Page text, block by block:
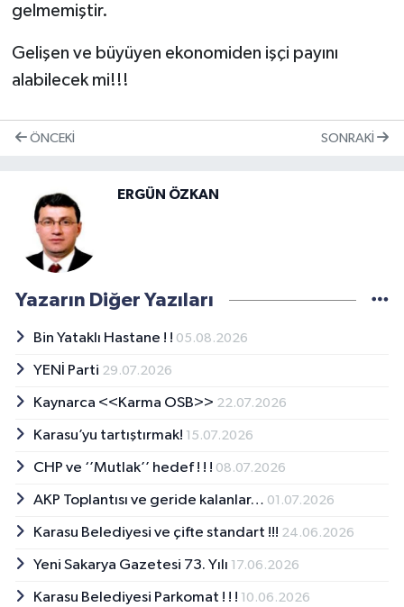
gelmemiştir.
Gelişen ve büyüyen ekonomiden işçi payını
alabilecek mi!!!
ÖNCEKI SONRAKI
ERGÜN ÖZKAN
Yazarın Diğer Yazıları
Bin Yataklı Hastane ! ! 05.08.2026
YENİ Parti 29.07.2026
Kaynarca <<Karma OSB>> 22.07.2026
Karasu’yu tartıştırmak! 15.07.2026
CHP ve ‘’Mutlak’’ hedef ! ! ! 08.07.2026
AKP Toplantısı ve geride kalanlar… 01.07.2026
Karasu Belediyesi ve çifte standart !!! 24.06.2026
Yeni Sakarya Gazetesi 73. Yılı 17.06.2026
Karasu Belediyesi Parkomat ! ! ! 10.06.2026